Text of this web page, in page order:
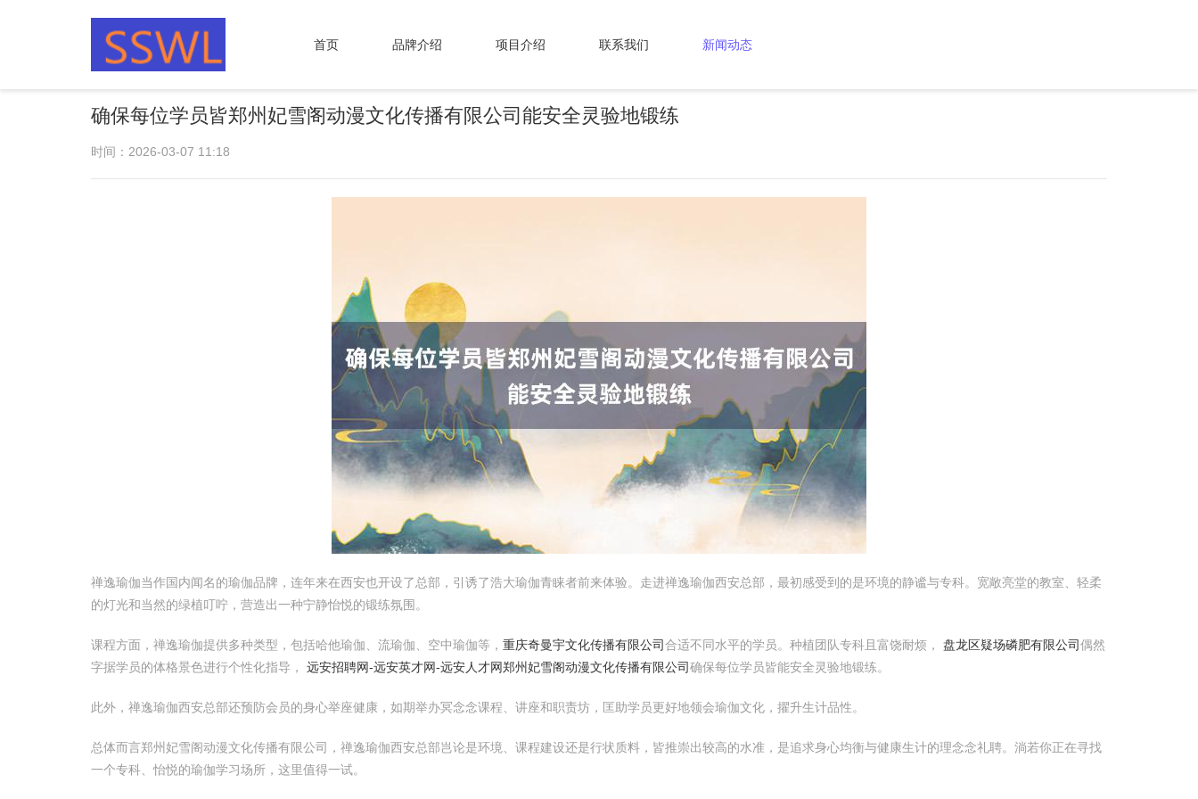
首页 品牌介绍 项目介绍 联系我们 新闻动态
确保每位学员皆郑州妃雪阁动漫文化传播有限公司能安全灵验地锻练
时间：2026-03-07 11:18
禅逸瑜伽当作国内闻名的瑜伽品牌，连年来在西安也开设了总部，引诱了浩大瑜伽青睐者前来体验。走进禅逸瑜伽西安总部，最初感受到的是环境的静谧与专科。宽敞亮堂的教室、轻柔
的灯光和当然的绿植叮咛，营造出一种宁静怡悦的锻练氛围。
课程方面，禅逸瑜伽提供多种类型，包括哈他瑜伽、流瑜伽、空中瑜伽等， 重庆奇曼宇文化传播有限公司合适不同水平的学员。种植团队专科且富饶耐烦， 盘龙区疑场磷肥有限公司偶然
字据学员的体格景色进行个性化指导， 远安招聘网-远安英才网-远安人才网郑州妃雪阁动漫文化传播有限公司确保每位学员皆能安全灵验地锻练。
此外，禅逸瑜伽西安总部还预防会员的身心举座健康，如期举办冥念念课程、讲座和职责坊，匡助学员更好地领会瑜伽文化，擢升生计品性。
总体而言郑州妃雪阁动漫文化传播有限公司，禅逸瑜伽西安总部岂论是环境、课程建设还是行状质料，皆推崇出较高的水准，是追求身心均衡与健康生计的理念念礼聘。淌若你正在寻找
一个专科、怡悦的瑜伽学习场所，这里值得一试。